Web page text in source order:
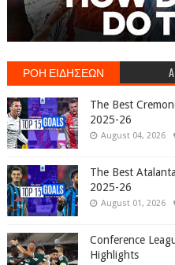
ΡΟΗ ΕΙΔΗΣΕΩΝ
The Best
2025-26
August 04, 2026
The Best
2025-26
August 01, 2026
Conference
Highlights